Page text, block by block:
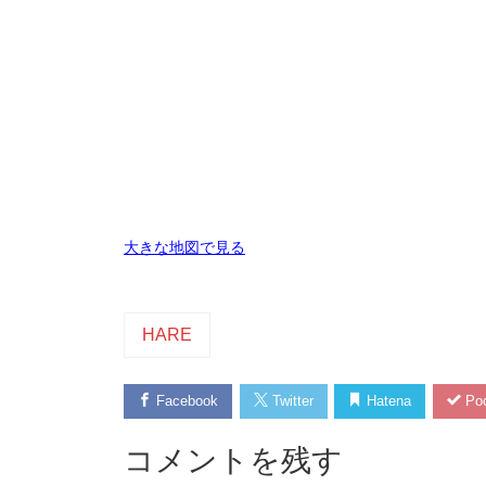
大きな地図で見る
HARE
Facebook Twitter Hatena
コメントを残す